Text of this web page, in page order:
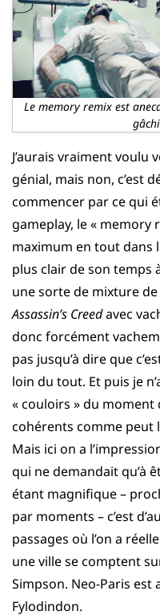
Le memory remix est
J’aurais vraiment voulu
génial, mais non, c’est
commencer par ce qui
gameplay, le « memory
maximum en tout dans
plus clair de son temps
une sorte de mixture de
Assassin’s Creedavec
donc forcément
pas jusqu’à dire que
loin du tout. Et puis je
« couloirs » du moment
cohérents comme peut
Mais ici on a
qui ne demandait qu’à
étant magnifique –
par moments – c’est
passages où l’on a
une ville se comptent
Simpson. Neo-Paris est
Fylodindon.